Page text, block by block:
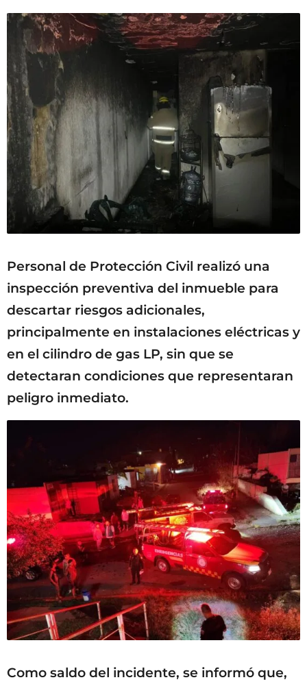
Personal de Protección Civil realizó una
inspección preventiva del inmueble para
descartar riesgos adicionales,
principalmente en instalaciones eléctricas y
en el cilindro de gas LP, sin que se
detectaran condiciones que representaran
peligro inmediato.
Como saldo del incidente, se informó que,